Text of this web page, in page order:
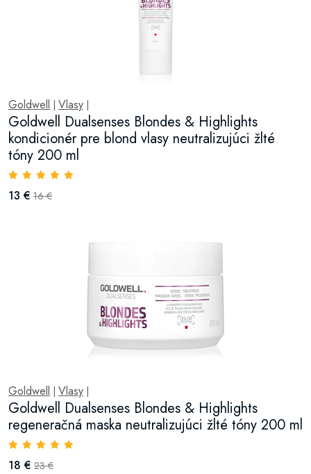
Goldwell Vlasy
Goldwell Dualsenses Blondes & Highlights
kondicionér pre blond vlasy neutralizujúci žlté
tóny 200 ml
13 € 16 €
Goldwell Vlasy
Goldwell Dualsenses Blondes & Highlights
regeneračná maska neutralizujúci žlté tóny 200 ml
18 € 23 €